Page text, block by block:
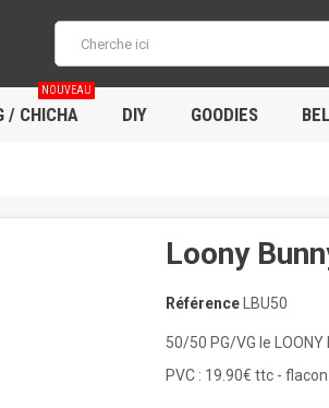
/ CHICHA
NOUVEAU
DIY GOODIES
Loony
Référence LBU50
50/50 PG/VG le
PVC : 19.90€ ttc -